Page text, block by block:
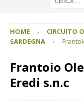
HOME CIRCUITO
SARDEGNA
Frantoio
Eredi s.n.c